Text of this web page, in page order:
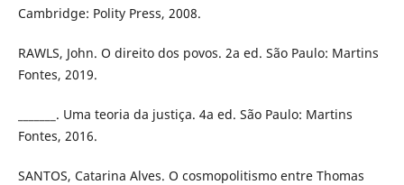
Cambridge: Polity Press, 2008.
RAWLS, John. O direito dos povos. 2a ed. São Paulo: Martins
Fontes, 2019.
_______. Uma teoria da justiça. 4a ed. São Paulo: Martins
Fontes, 2016.
SANTOS, Catarina Alves. O cosmopolitismo entre Thomas